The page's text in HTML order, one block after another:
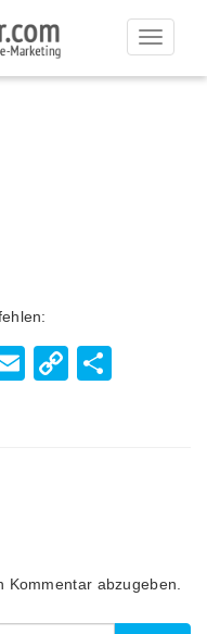
Toggle
EmailCopy
Kommentar abzugeben.